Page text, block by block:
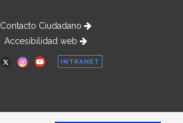
Contacto Ciudadano
Accesibilidad web
INTRANET